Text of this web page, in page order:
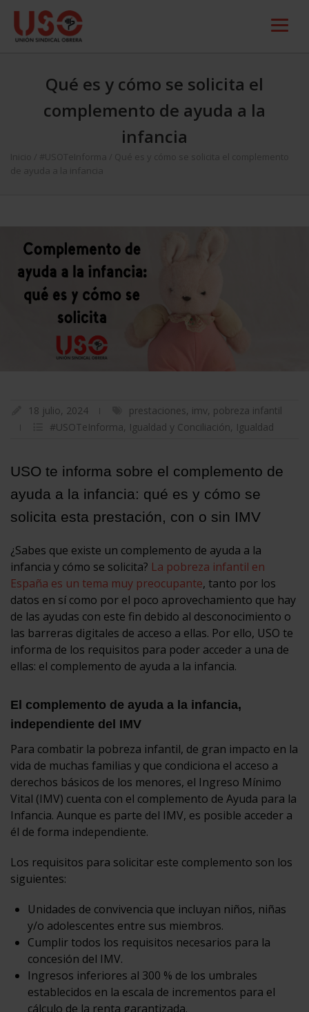
Qué es y cómo se solicita el
complemento de ayuda a la
infancia
Inicio #USOTeInforma
Qué es y cómo se solicita el complemento
de ayuda a la infancia
18 julio, 2024 prestaciones, imv, pobreza infantil
#USOTeInforma, Igualdad y Conciliación, Igualdad
USO te informa sobre el complemento de
ayuda a la infancia: qué es y cómo se
solicita esta prestación, con o sin IMV
¿Sabes que existe un complemento de ayuda a la
infancia y cómo se solicita? La pobreza infantil en
España es un tema muy preocupante, tanto por los
datos en sí como por el poco aprovechamiento que hay
de las ayudas con este fin debido al desconocimiento o
las barreras digitales de acceso a ellas. Por ello, USO te
informa de los requisitos para poder acceder a una de
ellas: el complemento de ayuda a la infancia.
El complemento de ayuda a la infancia,
independiente del IMV
Para combatir la pobreza infantil, de gran impacto en la
vida de muchas familias y que condiciona el acceso a
derechos básicos de los menores, el Ingreso Mínimo
Vital (IMV) cuenta con el complemento de Ayuda para la
Infancia. Aunque es parte del IMV, es posible acceder a
él de forma independiente.
Los requisitos para solicitar este complemento son los
siguientes:
Unidades de convivencia que incluyan niños, niñas
y/o adolescentes entre sus miembros.
Cumplir todos los requisitos necesarios para la
concesión del IMV.
Ingresos inferiores al 300 % de los umbrales
establecidos en la escala de incrementos para el
cálculo de la renta garantizada.